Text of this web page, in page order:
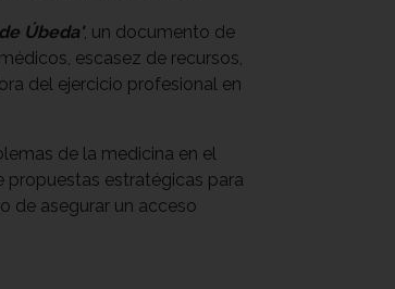
Úbeda', un documento de
escasez de recursos,
del ejercicio profesional en
de la medicina en el
propuestas estratégicas para
de asegurar un acceso